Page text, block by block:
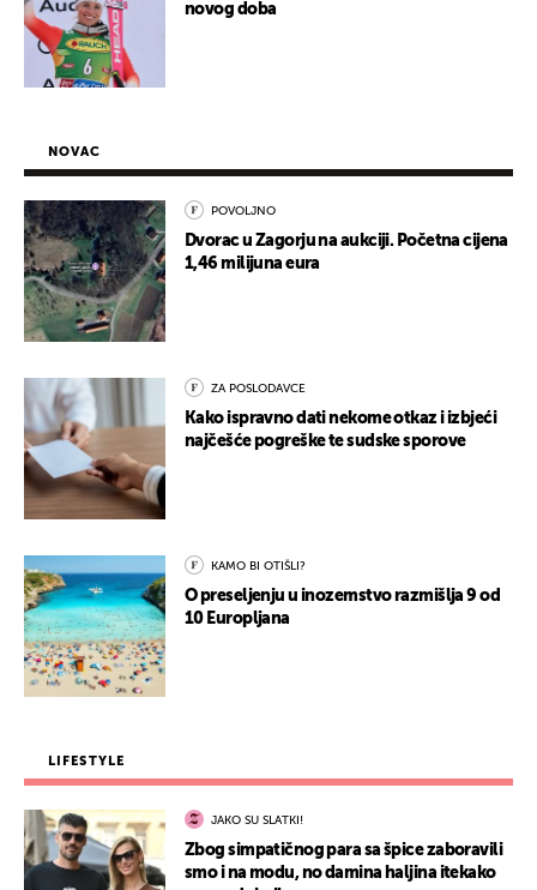
novog doba
NOVAC
POVOLJNO
Dvorac u Zagorju na aukciji. Početna cijena
1,46 milijuna eura
ZA POSLODAVCE
Kako ispravno dati nekome otkaz i izbjeći
najčešće pogreške te sudske sporove
KAMO BI OTIŠLI?
O preseljenju u inozemstvo razmišlja 9 od
10 Europljana
LIFESTYLE
JAKO SU SLATKI!
Zbog simpatičnog para sa špice zaboravili
smo i na modu, no damina haljina itekako